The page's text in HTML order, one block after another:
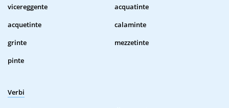
vicereggente
acquatinte
acquetinte
calaminte
grinte
mezzetinte
pinte
Verbi